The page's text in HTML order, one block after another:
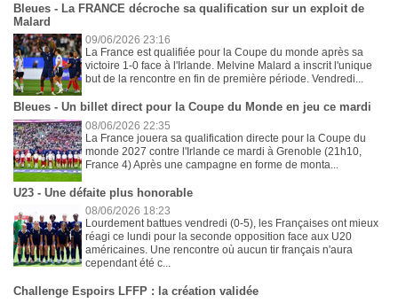
Bleues - La FRANCE décroche sa qualification sur un exploit de
Malard
09/06/2026 23:16
La France est qualifiée pour la Coupe du monde après sa
victoire 1-0 face à l'Irlande. Melvine Malard a inscrit l'unique
but de la rencontre en fin de première période. Vendredi...
Bleues - Un billet direct pour la Coupe du Monde en jeu ce mardi
08/06/2026 22:35
La France jouera sa qualification directe pour la Coupe du
monde 2027 contre l'Irlande ce mardi à Grenoble (21h10,
France 4) Après une campagne en forme de monta...
U23 - Une défaite plus honorable
08/06/2026 18:23
Lourdement battues vendredi (0-5), les Françaises ont mieux
réagi ce lundi pour la seconde opposition face aux U20
américaines. Une rencontre où aucun tir français n'aura
cependant été c...
Challenge Espoirs LFFP : la création validée